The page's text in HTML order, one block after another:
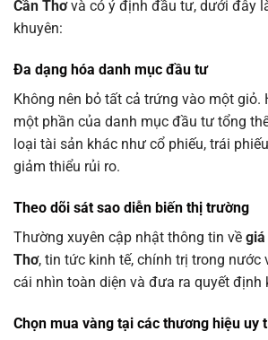
Cần Thơvà có ý định đầu tư, dưới đây
khuyên:
Đa dạng hóa danh mục đầu tư
Không nên bỏ tất cả trứng vào một giỏ.
một phần của danh mục đầu tư tổng
loại tài sản khác như cổ phiếu, trái
giảm thiểu rủi ro.
Theo dõi sát sao diễn biến thị trường
Thường xuyên cập nhật thông tin về giá
Thơ, tin tức kinh tế, chính trị trong nước
cái nhìn toàn diện và đưa ra quyết định
Chọn mua vàng tại các thương hiệu uy